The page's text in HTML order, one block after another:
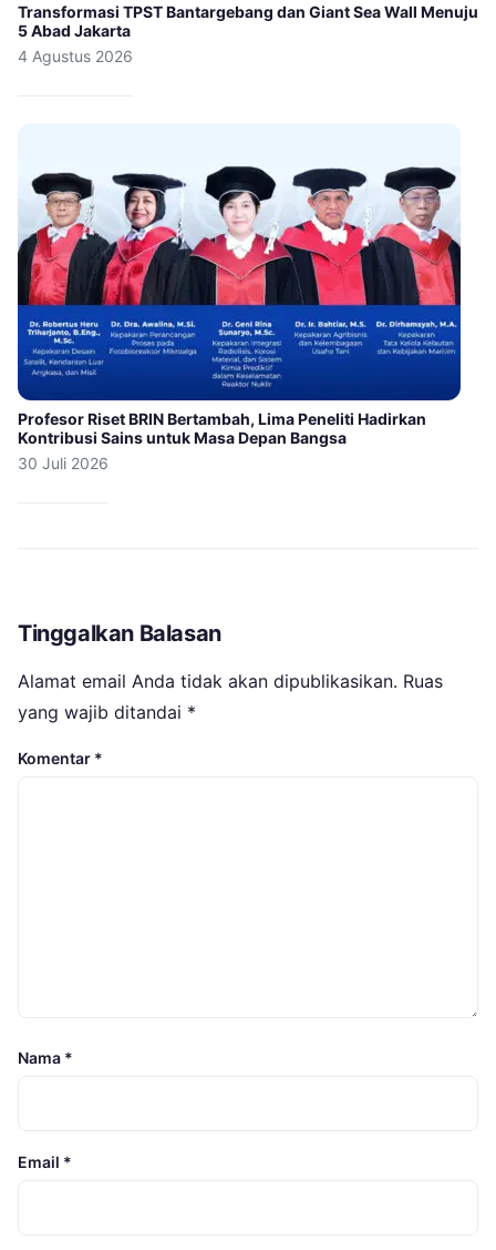
Transformasi TPST Bantargebang dan Giant Sea Wall Menuju
5 Abad Jakarta
4 Agustus 2026
Profesor Riset BRIN Bertambah, Lima Peneliti Hadirkan
Kontribusi Sains untuk Masa Depan Bangsa
30 Juli 2026
Tinggalkan Balasan
Alamat email Anda tidak akan dipublikasikan. Ruas
yang wajib ditandai *
Komentar *
Nama *
Email *